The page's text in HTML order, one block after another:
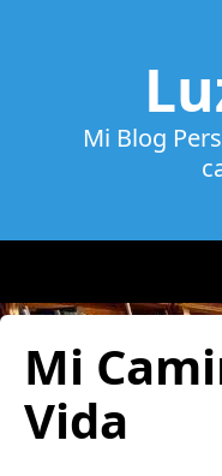
Mi Blog
Mi
Vida